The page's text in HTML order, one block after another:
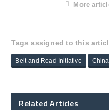
More
Tags assigned to this
Belt and Road Initiative China
Related Articles